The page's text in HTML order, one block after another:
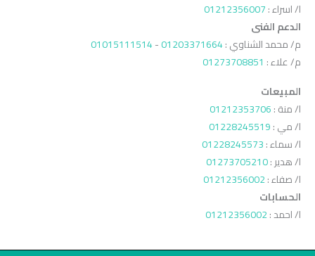
ا/ اسراء :01212356007
الدعم الفنى
م/ محمد الشناوي :01203371664
-
01015111514
م/ علاء : 01273708851
المبيعات
ا/ منة :01212353706
ا/ مي :01228245519
ا/ سماء :01228245573
ا/ هدير :01273705210
ا/ صفاء :01212356002
الحسابات
ا/ احمد :01212356002